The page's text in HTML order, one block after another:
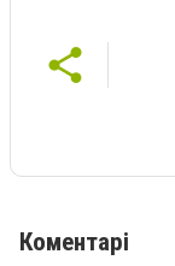
Коментарі